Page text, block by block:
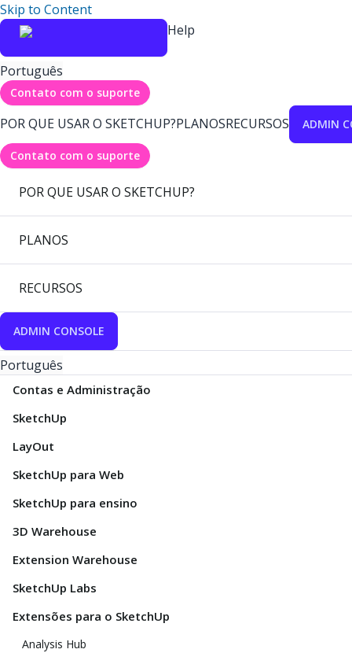
Skip to Content
Help
Português
Contato com o suporte
POR QUE USAR O SKETCHUP?PLANOSRECURSOS ADMIN
Contato com o suporte
POR QUE USAR O SKETCHUP?
PLANOS
RECURSOS
ADMIN CONSOLE
Português
Contas e Administração
SketchUp
LayOut
SketchUp para Web
SketchUp para ensino
3D Warehouse
Extension Warehouse
SketchUp Labs
Extensões para o SketchUp
Analysis Hub